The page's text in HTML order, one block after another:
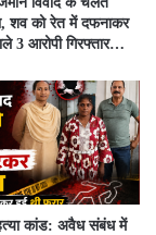
शव को रेत में दफनाकर
3 आरोपी गिरफ्तार…
कांड: अवैध संबंध में